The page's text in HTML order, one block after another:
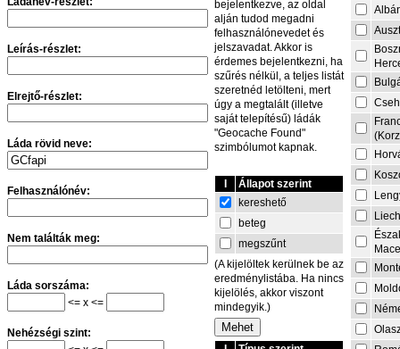
Leírás-részlet:
Elrejtő-részlet:
Láda rövid neve:
Felhasználónév:
Nem találták meg:
Láda sorszáma:
<= x <=
Nehézségi szint:
bejelentkezve, az oldal
alján tudod megadni
felhasználónevedet és
jelszavadat. Akkor is
érdemes bejelentkezni, ha
szűrés nélkül, a teljes listát
szeretnéd letölteni, mert
úgy a megtalált (illetve
saját telepítésű) ládák
"Geocache Found"
szimbólumot kapnak.
I
Állapot szerint
kereshető
beteg
megszűnt
(A kijelöltek kerülnek be az
eredménylistába. Ha nincs
kijelölés, akkor viszont
mindegyik.)